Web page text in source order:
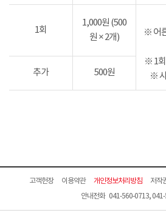
1회
1,000원 (500
원 × 2개)
※ 어
※ 1
※
추가 500원
고객헌장 이용약관 개인정보처리방침 저작
안내전화 041-560-0713,